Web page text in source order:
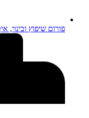
פורום שיפוץ ובינוי,